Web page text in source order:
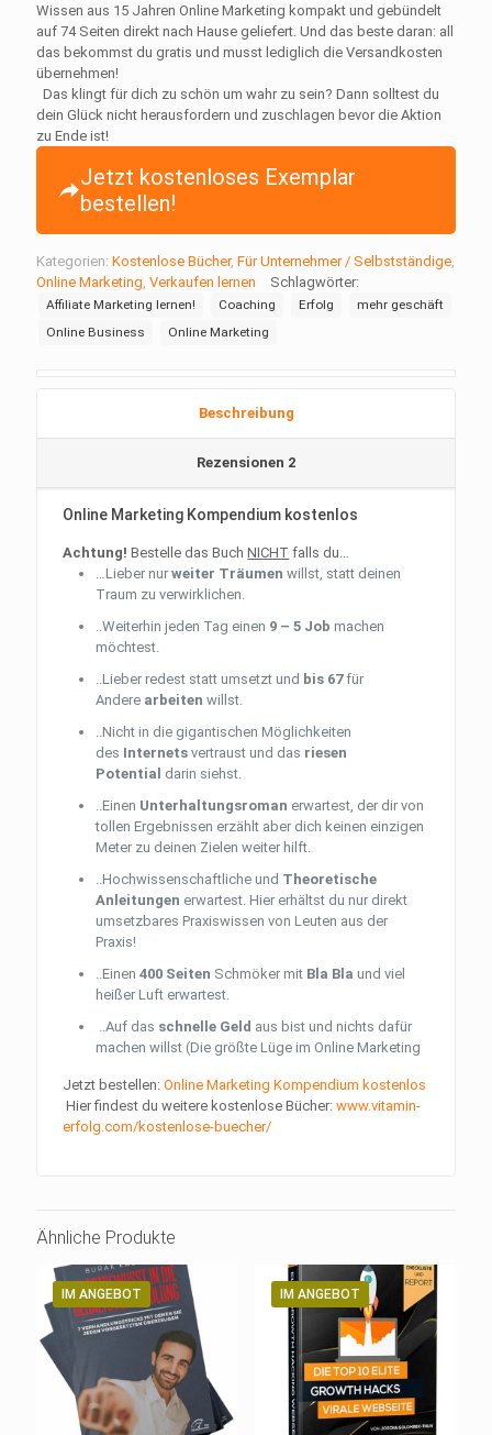
Wissen aus 15 Jahren Online Marketing kompakt und gebündelt
auf 74 Seiten direkt nach Hause geliefert. Und das beste daran: all
das bekommst du gratis und musst lediglich die Versandkosten
übernehmen!
Das klingt für dich zu schön um wahr zu sein? Dann solltest du
dein Glück nicht herausfordern und zuschlagen bevor die Aktion
zu Ende ist!
Jetzt kostenloses Exemplar
bestellen!
Kategorien: Kostenlose Bücher, Für Unternehmer / Selbstständige,
Online Marketing, Verkaufen lernen Schlagwörter:
Affiliate Marketing lernen! Coaching Erfolg
mehr geschäft
Online Business
Online Marketing
Beschreibung
Rezensionen 2
Online Marketing Kompendium kostenlos
Achtung!Bestelle das BuchNICHT falls du…
…Lieber nurweiter Träumenwillst, statt deinen
Traum zu verwirklichen.
..Weiterhin jeden Tag einen 9 – 5 Job machen
möchtest.
..Lieber redest statt umsetzt und bis 67für
Andere arbeitenwillst.
..Nicht in die gigantischen Möglichkeiten
des Internetsvertraust und das riesen
Potential darin siehst.
..Einen Unterhaltungsroman erwartest, der dir von
tollen Ergebnissen erzählt aber dich keinen einzigen
Meter zu deinen Zielen weiter hilft.
..Hochwissenschaftliche und Theoretische
Anleitungen erwartest. Hier erhältst du nur direkt
umsetzbares Praxiswissen von Leuten aus der
Praxis!
..Einen400 Seiten Schmöker mit Bla Blaund viel
heißer Luft erwartest.
..Auf das schnelle Geld aus bist und nichts dafür
machen willst (Die größte Lüge im Online Marketing
Jetzt bestellen:Online Marketing Kompendium kostenlos
Hier findest du weitere kostenlose Bücher:www.vitamin-
erfolg.com/kostenlose-buecher/
Ähnliche Produkte
IM ANGEBOT IM ANGEBOT